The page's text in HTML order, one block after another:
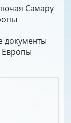
Самару
документы
Европы